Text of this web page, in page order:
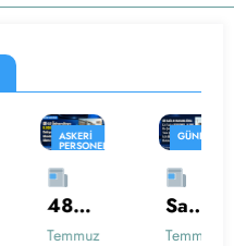
ASKERI
PERSONEL
GÜNDEM
KAMU
PERSONELI
PERSONEL
ALIMI
Ünive
Temmuz
GÜNDEM
PERSONEL
ALIMI
SAĞLIK
HABERLERI
Sağlı
Temmuz